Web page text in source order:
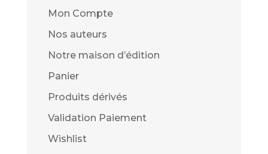
Mon Compte
Nos auteurs
Notre maison d’édition
Panier
Produits dérivés
Validation Paiement
Wishlist